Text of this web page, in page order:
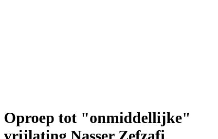
Oproep tot "onmiddellijke"